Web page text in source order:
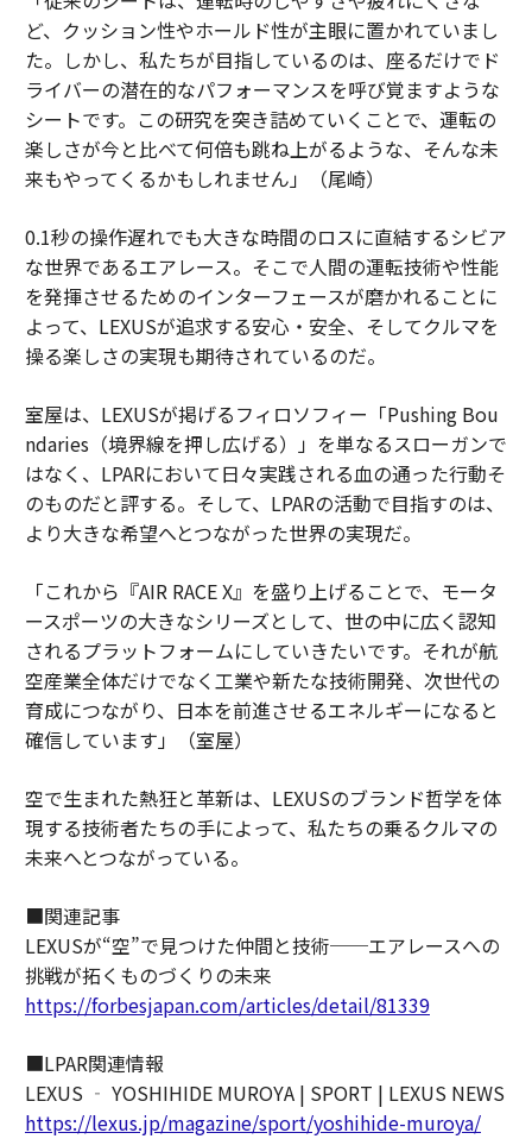
ど、クッション性やホールド性が主眼に置かれていまし
た。しかし、私たちが目指しているのは、座るだけでド
ライバーの潜在的なパフォーマンスを呼び覚ますような
シートです。この研究を突き詰めていくことで、運転の
楽しさが今と比べて何倍も跳ね上がるような、そんな未
来もやってくるかもしれません」（尾崎）
0.1秒の操作遅れでも大きな時間のロスに直結するシビア
な世界であるエアレース。そこで人間の運転技術や性能
を発揮させるためのインターフェースが磨かれることに
よって、LEXUSが追求する安心・安全、そしてクルマを
操る楽しさの実現も期待されているのだ。
室屋は、LEXUSが掲げるフィロソフィー「Pushing Bou
ndaries（境界線を押し広げる）」を単なるスローガンで
はなく、LPARにおいて日々実践される血の通った行動そ
のものだと評する。そして、LPARの活動で目指すのは、
より大きな希望へとつながった世界の実現だ。
「これから『AIR RACE X』を盛り上げることで、モータ
ースポーツの大きなシリーズとして、世の中に広く認知
されるプラットフォームにしていきたいです。それが航
空産業全体だけでなく工業や新たな技術開発、次世代の
育成につながり、日本を前進させるエネルギーになると
確信しています」（室屋）
空で生まれた熱狂と革新は、LEXUSのブランド哲学を体
現する技術者たちの手によって、私たちの乗るクルマの
未来へとつながっている。
■関連記事
LEXUSが“空”で見つけた仲間と技術──エアレースへの
挑戦が拓くものづくりの未来
https://forbesjapan.com/articles/detail/81339
■LPAR関連情報
LEXUS ‐ YOSHIHIDE MUROYA | SPORT | LEXUS NEWS
https://lexus.jp/magazine/sport/yoshihide-muroya/